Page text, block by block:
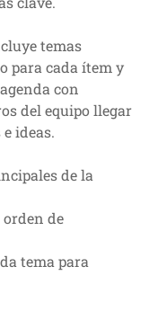
temas
para cada ítem y
con
del equipo llegar
ideas.
de la
de
tema para